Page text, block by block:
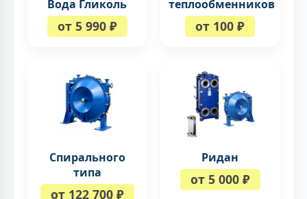
Вода Гликоль
от 5 990 ₽
теплообменников
от 100 ₽
Спирального
типа
от 122 700 ₽
Ридан
от 5 000 ₽